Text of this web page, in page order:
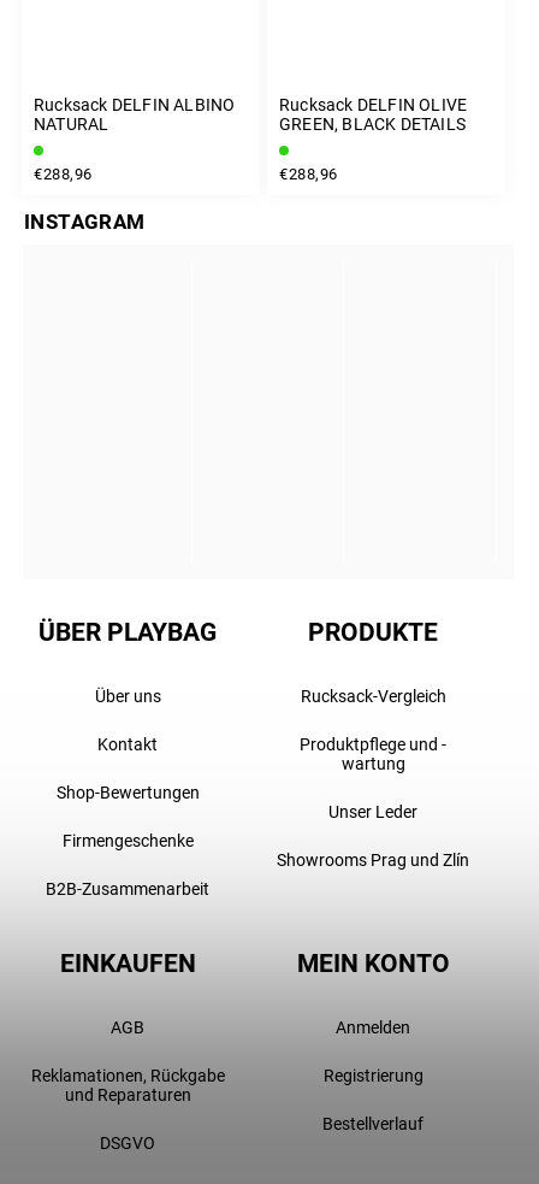
Rucksack DELFIN ALBINO
NATURAL
€288,96
Rucksack DELFIN OLIVE
GREEN, BLACK DETAILS
€288,96
INSTAGRAM
ÜBER PLAYBAG
Über uns
Kontakt
Shop-Bewertungen
Firmengeschenke
B2B-Zusammenarbeit
PRODUKTE
Rucksack-Vergleich
Produktpflege und -
wartung
Unser Leder
Showrooms Prag und Zlín
EINKAUFEN
AGB
Reklamationen, Rückgabe
und Reparaturen
DSGVO
MEIN KONTO
Anmelden
Registrierung
Bestellverlauf